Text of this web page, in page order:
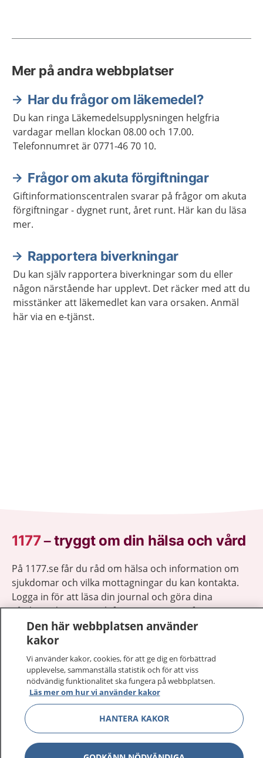
Mer på andra webbplatser
Har du frågor om läkemedel?
Du kan ringa Läkemedelsupplysningen helgfria
vardagar mellan klockan 08.00 och 17.00.
Telefonnumret är 0771-46 70 10.
Frågor om akuta förgiftningar
Giftinformationscentralen svarar på frågor om akuta
förgiftningar - dygnet runt, året runt. Här kan du läsa
mer.
Rapportera biverkningar
Du kan själv rapportera biverkningar som du eller
någon närstående har upplevt. Det räcker med att du
misstänker att läkemedlet kan vara orsaken. Anmäl
här via en e-tjänst.
1177–tryggt om din hälsa och vård
På 1177.se får du råd om hälsa och information om
sjukdomar och vilka mottagningar du kan kontakta.
Logga in för att läsa din journal och göra dina
vårdärenden. Ring telefonnummer 1177 för
sjukvårdsrådgivning dygnet runt.
1177 ger dig råd när du vill må bättre.
1177 på flera språk Visa
Om 1177 Visa
Den här webbplatsen använder
kakor
Vi använder kakor, cookies, för att ge dig en förbättrad
upplevelse, sammanställa statistik och för att viss
nödvändig funktionalitet ska fungera på webbplatsen.
Läs mer om hur vi använder kakor
HANTERA KAKOR